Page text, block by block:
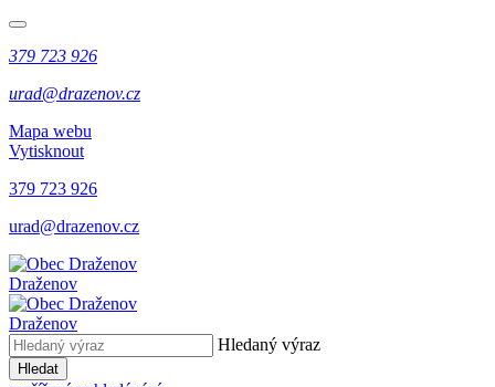
379 723 926
urad@drazenov.cz
Mapa webu
Vytisknout
379 723 926
urad@drazenov.cz
Draženov
Draženov
Hledaný výraz
Hledat